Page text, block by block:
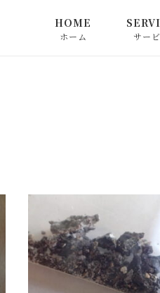
HOME
ホーム サー
和精油
心によ